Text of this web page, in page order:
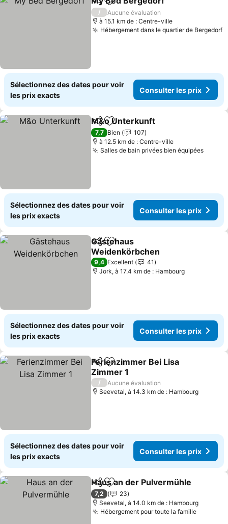
PartagerAjouter à mes favoris
/
Aucune évaluation
à 15.1 km de : Centre-ville
Hébergement dans le quartier de Bergedorf
Sélectionnez des dates pour voir
les prix exacts
Consulter les prix
PartagerAjouter à mes favoris
M&o Unterkunft
7,7 Bien
107
à 12.5 km de : Centre-ville
Salles de bain privées bien équipées
Sélectionnez des dates pour voir
les prix exacts
Consulter les prix
PartagerAjouter à mes favoris
Gästehaus
Weidenkörbchen
Consulter les prix
9,4 Excellent
41
Jork, à 17.4 km de : Hambourg
Sélectionnez des dates pour voir
les prix exacts
Consulter les prix
PartagerAjouter à mes favoris
Ferienzimmer Bei Lisa
Zimmer 1
Consulter les prix
/
Aucune évaluation
Seevetal, à 14.3 km de : Hambourg
Sélectionnez des dates pour voir
les prix exacts
Consulter les prix
PartagerAjouter à mes favoris
Haus an der Pulvermühle
7,2
23
Seevetal, à 14.0 km de : Hambourg
Hébergement pour toute la famille